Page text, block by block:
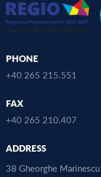
PHONE
+40 265 215.551
FAX
+40 265 210.407
ADDRESS
38 Gheorghe